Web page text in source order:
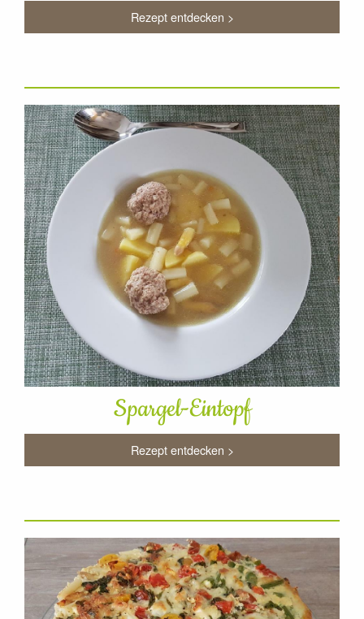
Rezept entdecken >
Spargel-Eintopf
Rezept entdecken >